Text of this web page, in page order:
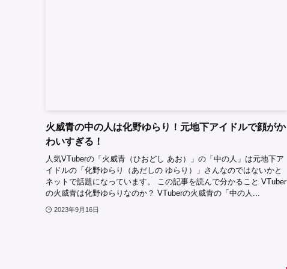
火威青の中の人は化野ゆらり！元地下アイドルで顔がか
わいすぎる！
人気VTuberの「火威青（ひおどし あお）」の「中の人」は元地下ア
イドルの「化野ゆらり（あだしの ゆらり）」さんなのではないかと
ネットで話題になっています。 この記事を読んで分かること VTuber
の火威青は化野ゆらりなのか？ VTuberの火威青の「中の人...
2023年9月16日